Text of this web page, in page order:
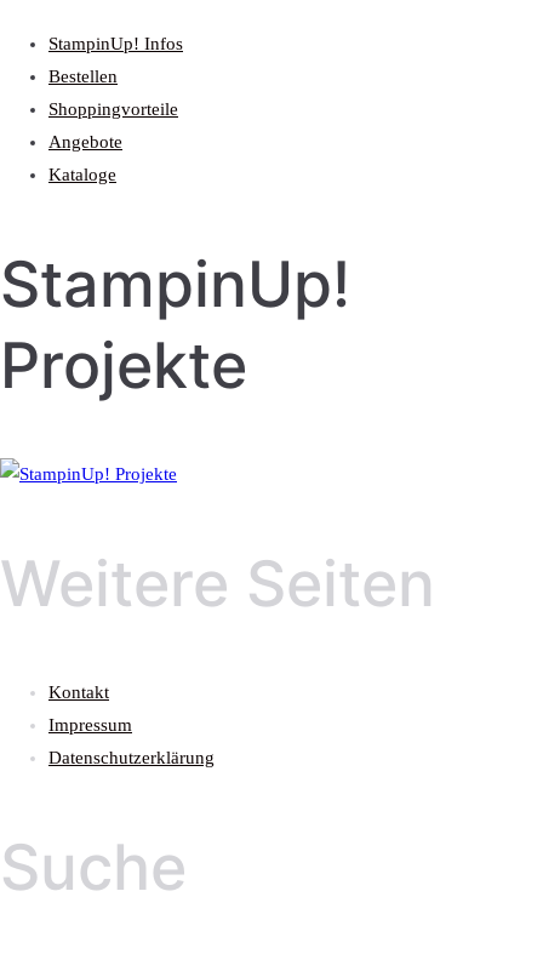
StampinUp! Infos
Bestellen
Shoppingvorteile
Angebote
Kataloge
StampinUp!
Projekte
Weitere Seiten
Kontakt
Impressum
Datenschutzerklärung
Suche